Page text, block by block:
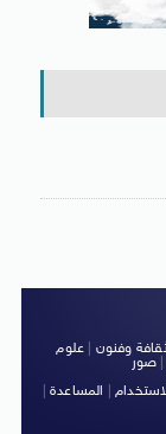
وفنون
علوم
صور
| المساعدة|